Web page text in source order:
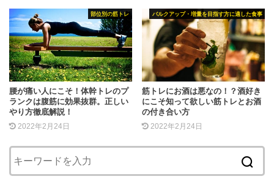
部位別の筋トレ
腰が痛い人にこそ！体幹トレのプ
ランクは腹筋に効果抜群。正しい
やり方徹底解説！
2022年2月24日
バルクアップ・増量を目指す方に適した食事
筋トレにお酒は悪なの！？酒好き
にこそ知って欲しい筋トレとお酒
の付き合い方
2022年2月24日